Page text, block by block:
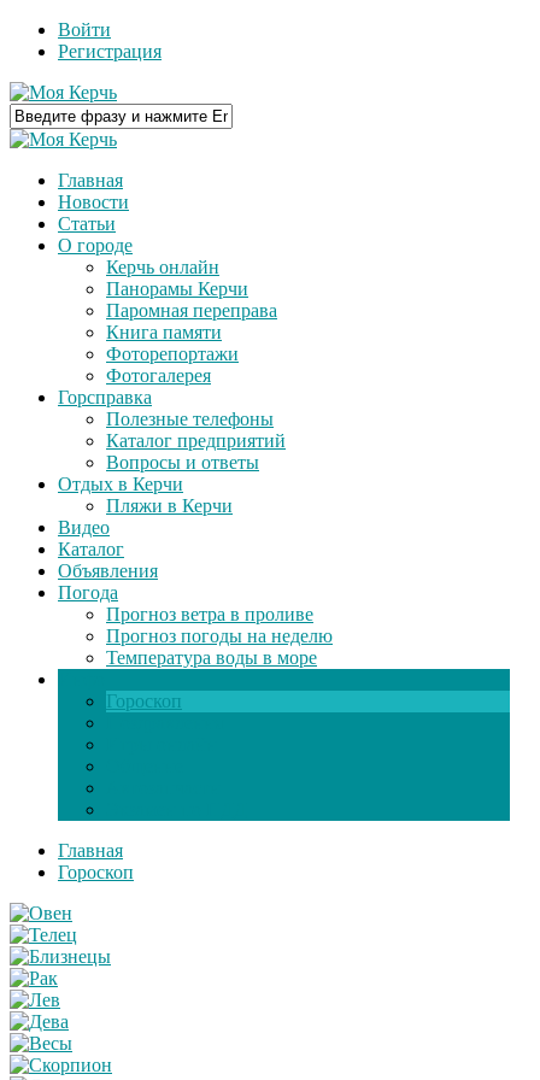
Войти
Регистрация
Главная
Новости
Статьи
О городе
Керчь онлайн
Панорамы Керчи
Паромная переправа
Книга памяти
Фоторепортажи
Фотогалерея
Горсправка
Полезные телефоны
Каталог предприятий
Вопросы и ответы
Отдых в Керчи
Пляжи в Керчи
Видео
Каталог
Объявления
Погода
Прогноз ветра в проливе
Прогноз погоды на неделю
Температура воды в море
Гороскоп
Главная
Гороскоп